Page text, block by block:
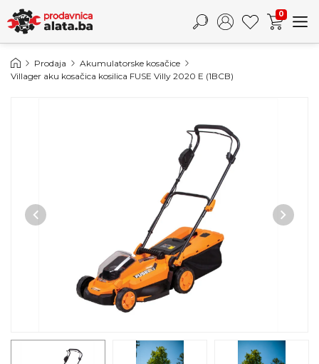
0
Prodaja
Akumulatorske kosačice
Villager aku kosačica kosilica FUSE Villy 2020 E (1BCB)